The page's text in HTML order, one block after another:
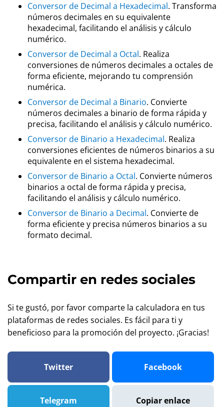
Conversor de Decimal a Hexadecimal. Transforma
números decimales en su equivalente
hexadecimal, facilitando el análisis y cálculo
numérico.
Conversor de Decimal a Octal. Realiza
conversiones de números decimales a octales de
forma eficiente, mejorando tu comprensión
numérica.
Conversor de Decimal a Binario. Convierte
números decimales a binario de forma rápida y
precisa, facilitando el análisis y cálculo numérico.
Conversor de Binario a Hexadecimal. Realiza
conversiones eficientes de números binarios a su
equivalente en el sistema hexadecimal.
Conversor de Binario a Octal. Convierte números
binarios a octal de forma rápida y precisa,
facilitando el análisis y cálculo numérico.
Conversor de Binario a Decimal. Convierte de
forma eficiente y precisa números binarios a su
formato decimal.
Compartir en redes sociales
Si te gustó, por favor comparte la calculadora en tus
plataformas de redes sociales. Es fácil para ti y
beneficioso para la promoción del proyecto. ¡Gracias!
Twitter Facebook
Telegram Copiar enlace